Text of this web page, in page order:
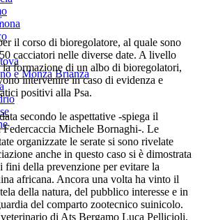
e Monza Brianza
il corso di bioregolatore, al quale sono
cacciatori nelle diverse date. A livello
la formazione di un albo di bioregolatori,
intervenire in caso di evidenza e
positivi alla Psa.
secondo le aspettative -spiega il
Federcaccia Michele Bornaghi-. Le
organizzate le serate si sono rivelate
anche in questo caso si è dimostrata
fini della prevenzione per evitare la
africana. Ancora una volta ha vinto il
della natura, del pubblico interesse e in
del comparto zootecnico suinicolo.
di Ats Bergamo Luca Pellicioli,